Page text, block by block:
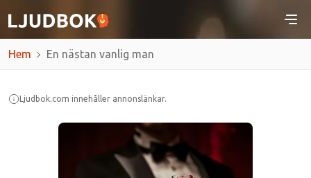
Hem En nästan vanlig man
Ljudbok.com innehåller annonslänkar.